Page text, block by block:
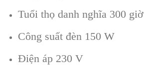
Tuổi thọ danh nghĩa 300 giờ
Công suất đèn 150 W
Điện áp 230 V